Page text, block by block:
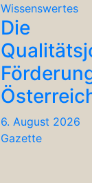
Wissenswertes
Die
6. August 2026
Gazette